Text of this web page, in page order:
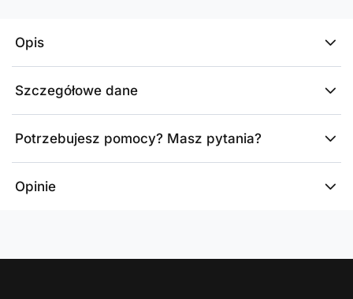
Opis
Szczegółowe dane
Potrzebujesz pomocy? Masz pytania?
Opinie